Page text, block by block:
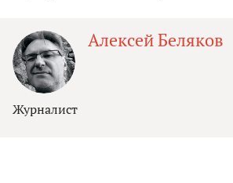
Алексей Беляков
Журналист